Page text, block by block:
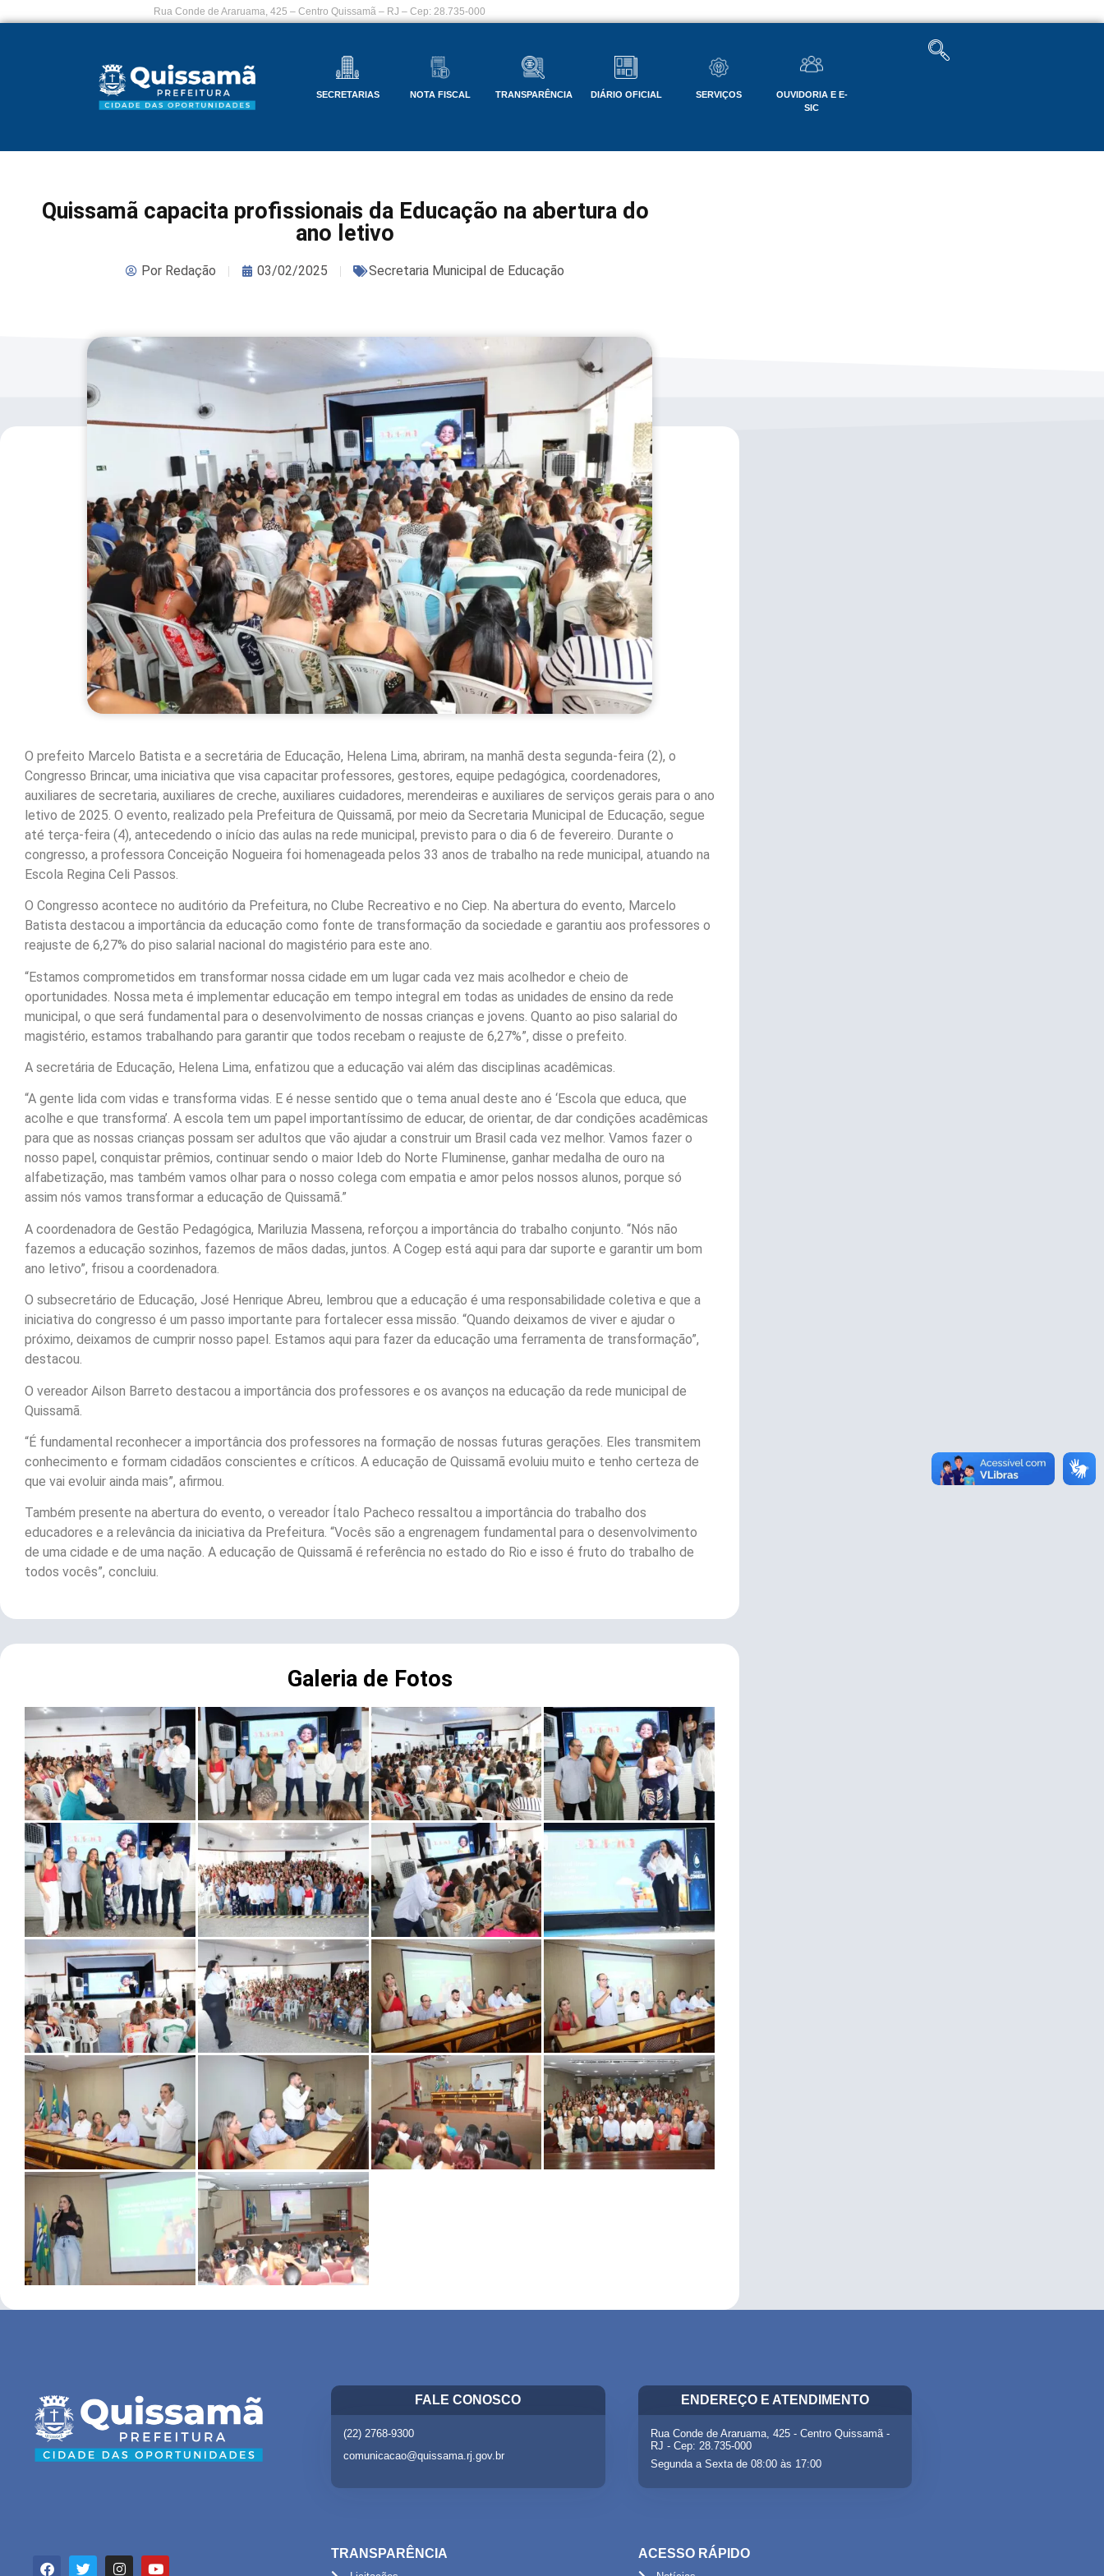
Rua Conde de Araruama, 425 – Centro Quissamã – RJ – Cep: 28.735-000
SECRETARIAS NOTA FISCAL TRANSPARÊNCIA DIÁRIO OFICIAL SERVIÇOS
OUVIDORIA E E-
SIC
Quissamã capacita profissionais da Educação na abertura do
ano letivo
Por Redação 03/02/2025 Secretaria Municipal de Educação
O prefeito Marcelo Batista e a secretária de Educação, Helena Lima, abriram, na manhã desta segunda-feira (2), o
Congresso Brincar, uma iniciativa que visa capacitar professores, gestores, equipe pedagógica, coordenadores,
auxiliares de secretaria, auxiliares de creche, auxiliares cuidadores, merendeiras e auxiliares de serviços gerais para o ano
letivo de 2025. O evento, realizado pela Prefeitura de Quissamã, por meio da Secretaria Municipal de Educação, segue
até terça-feira (4), antecedendo o início das aulas na rede municipal, previsto para o dia 6 de fevereiro. Durante o
congresso, a professora Conceição Nogueira foi homenageada pelos 33 anos de trabalho na rede municipal, atuando na
Escola Regina Celi Passos.
O Congresso acontece no auditório da Prefeitura, no Clube Recreativo e no Ciep. Na abertura do evento, Marcelo
Batista destacou a importância da educação como fonte de transformação da sociedade e garantiu aos professores o
reajuste de 6,27% do piso salarial nacional do magistério para este ano.
“Estamos comprometidos em transformar nossa cidade em um lugar cada vez mais acolhedor e cheio de
oportunidades. Nossa meta é implementar educação em tempo integral em todas as unidades de ensino da rede
municipal, o que será fundamental para o desenvolvimento de nossas crianças e jovens. Quanto ao piso salarial do
magistério, estamos trabalhando para garantir que todos recebam o reajuste de 6,27%”, disse o prefeito.
A secretária de Educação, Helena Lima, enfatizou que a educação vai além das disciplinas acadêmicas.
“A gente lida com vidas e transforma vidas. E é nesse sentido que o tema anual deste ano é ‘Escola que educa, que
acolhe e que transforma’. A escola tem um papel importantíssimo de educar, de orientar, de dar condições acadêmicas
para que as nossas crianças possam ser adultos que vão ajudar a construir um Brasil cada vez melhor. Vamos fazer o
nosso papel, conquistar prêmios, continuar sendo o maior Ideb do Norte Fluminense, ganhar medalha de ouro na
alfabetização, mas também vamos olhar para o nosso colega com empatia e amor pelos nossos alunos, porque só
assim nós vamos transformar a educação de Quissamã.”
A coordenadora de Gestão Pedagógica, Mariluzia Massena, reforçou a importância do trabalho conjunto. “Nós não
fazemos a educação sozinhos, fazemos de mãos dadas, juntos. A Cogep está aqui para dar suporte e garantir um bom
ano letivo”, frisou a coordenadora.
O subsecretário de Educação, José Henrique Abreu, lembrou que a educação é uma responsabilidade coletiva e que a
iniciativa do congresso é um passo importante para fortalecer essa missão. “Quando deixamos de viver e ajudar o
próximo, deixamos de cumprir nosso papel. Estamos aqui para fazer da educação uma ferramenta de transformação”,
destacou.
O vereador Ailson Barreto destacou a importância dos professores e os avanços na educação da rede municipal de
Quissamã.
“É fundamental reconhecer a importância dos professores na formação de nossas futuras gerações. Eles transmitem
conhecimento e formam cidadãos conscientes e críticos. A educação de Quissamã evoluiu muito e tenho certeza de
que vai evoluir ainda mais”, afirmou.
Também presente na abertura do evento, o vereador Ítalo Pacheco ressaltou a importância do trabalho dos
educadores e a relevância da iniciativa da Prefeitura. “Vocês são a engrenagem fundamental para o desenvolvimento
de uma cidade e de uma nação. A educação de Quissamã é referência no estado do Rio e isso é fruto do trabalho de
todos vocês”, concluiu.
Galeria de Fotos
FALE CONOSCO
(22) 2768-9300
comunicacao@quissama.rj.gov.br
ENDEREÇO E ATENDIMENTO
Rua Conde de Araruama, 425 - Centro Quissamã -
RJ - Cep: 28.735-000
Segunda a Sexta de 08:00 às 17:00
TRANSPARÊNCIA ACESSO RÁPIDO